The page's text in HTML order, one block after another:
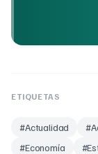
ETIQUETAS
#Actualidad #
#Economía #